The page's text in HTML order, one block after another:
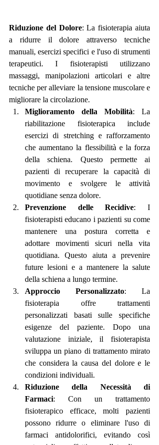
Riduzione del Dolore: La fisioterapia aiuta
a ridurre il dolore attraverso tecniche
manuali, esercizi specifici e l'uso di strumenti
terapeutici. I fisioterapisti utilizzano
massaggi, manipolazioni articolari e altre
tecniche per alleviare la tensione muscolare e
migliorare la circolazione.
Miglioramento della Mobilità: La
riabilitazione fisioterapica include
esercizi di stretching e rafforzamento
che aumentano la flessibilità e la forza
della schiena. Questo permette ai
pazienti di recuperare la capacità di
movimento e svolgere le attività
quotidiane senza dolore.
Prevenzione delle Recidive: I
fisioterapisti educano i pazienti su come
mantenere una postura corretta e
adottare movimenti sicuri nella vita
quotidiana. Questo aiuta a prevenire
future lesioni e a mantenere la salute
della schiena a lungo termine.
Approccio Personalizzato: La
fisioterapia offre trattamenti
personalizzati basati sulle specifiche
esigenze del paziente. Dopo una
valutazione iniziale, il fisioterapista
sviluppa un piano di trattamento mirato
che considera la causa del dolore e le
condizioni individuali.
Riduzione della Necessità di
Farmaci: Con un trattamento
fisioterapico efficace, molti pazienti
possono ridurre o eliminare l'uso di
farmaci antidolorifici, evitando così